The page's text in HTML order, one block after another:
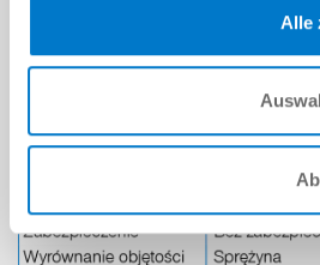
Alle
Zwiększona długość prowadnicy